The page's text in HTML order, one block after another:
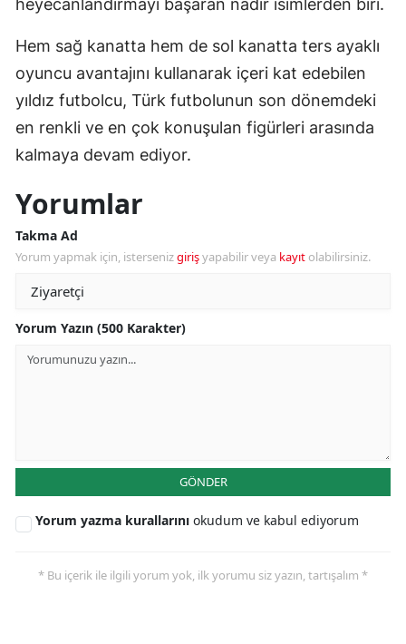
heyecanlandırmayı başaran nadir isimlerden biri.
Hem sağ kanatta hem de sol kanatta ters ayaklı
oyuncu avantajını kullanarak içeri kat edebilen
yıldız futbolcu, Türk futbolunun son dönemdeki
en renkli ve en çok konuşulan figürleri arasında
kalmaya devam ediyor.
Yorumlar
Takma Ad
Yorum yapmak için, istersenizgirişyapabilir veya kayıt olabilirsiniz.
Yorum Yazın (500 Karakter)
GÖNDER
Yorum yazma kurallarını okudum ve kabul ediyorum
* Bu içerik ile ilgili yorum yok, ilk yorumu siz yazın, tartışalım *